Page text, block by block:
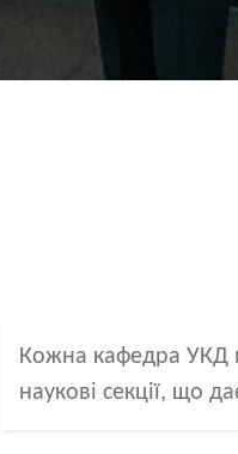
Кожна кафедра УКД
наукові секції, що